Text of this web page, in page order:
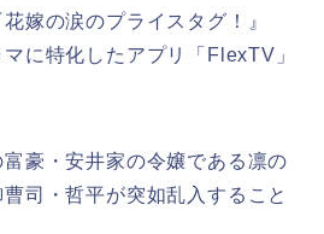
嫁の涙のプライスタグ！』
に特化したアプリ「FlexTV」
豪・安井家の令嬢である凛の
司・哲平が突如乱入すること